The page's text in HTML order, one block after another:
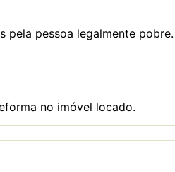
pela pessoa legalmente pobre.
no imóvel locado.